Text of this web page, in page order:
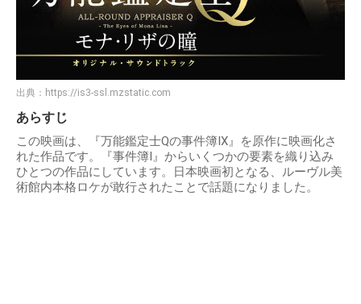
出典： https://is3-ssl.mzstatic.com
あらすじ
この映画は、『万能鑑定士Qの事件簿IX』を原作に映画化さ
れた作品です。『事件簿I』からいくつかの要素を織り込み
ひとつの作品にしています。日本映画初となる、ルーヴル美
術館内本格ロケが敢行されたことで話題になりました。